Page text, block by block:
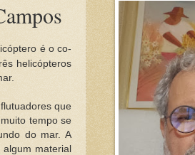
é o co-
helicópteros
que
tempo se
do mar. A
material